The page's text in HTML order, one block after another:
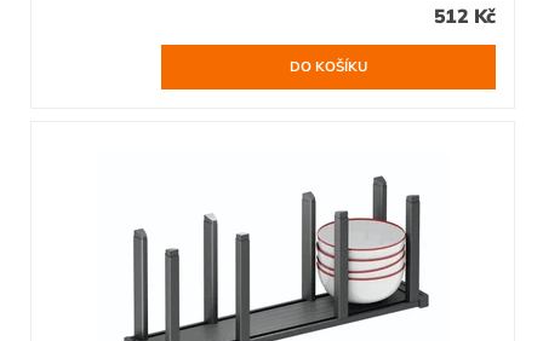
512 Kč